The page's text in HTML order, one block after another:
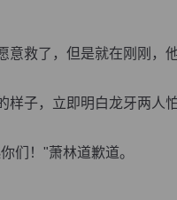
救了，但是就在刚刚，
子，立即明白龙牙两人
！"萧林道歉道。